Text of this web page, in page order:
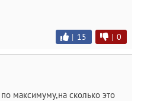
| 15 | 0
максимуму,на сколько это